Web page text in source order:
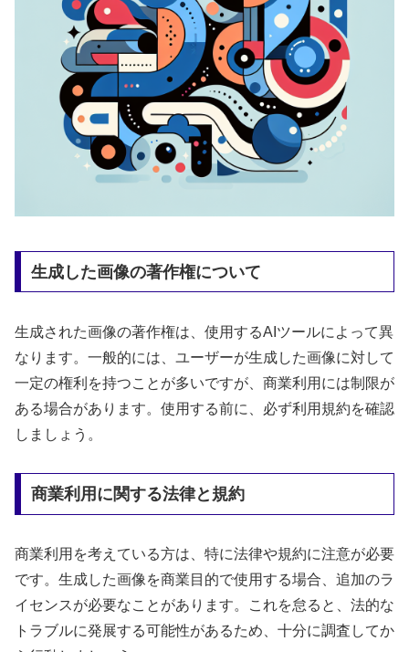
生成した画像の著作権について
生成された画像の著作権は、使用するAIツールによって異
なります。一般的には、ユーザーが生成した画像に対して
一定の権利を持つことが多いですが、商業利用には制限が
ある場合があります。使用する前に、必ず利用規約を確認
しましょう。
商業利用に関する法律と規約
商業利用を考えている方は、特に法律や規約に注意が必要
です。生成した画像を商業目的で使用する場合、追加のラ
イセンスが必要なことがあります。これを怠ると、法的な
トラブルに発展する可能性があるため、十分に調査してか